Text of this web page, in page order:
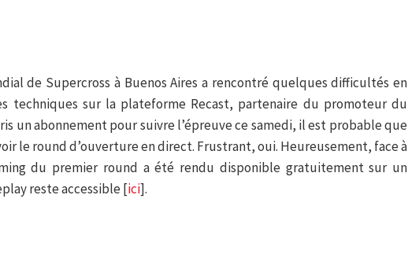
de Supercross à Buenos Aires a rencontré quelques difficultés en
techniques sur la plateforme Recast, partenaire du promoteur du
un abonnement pour suivre l’épreuve ce samedi, il est probable que
le round d’ouverture en direct. Frustrant, oui. Heureusement, face à
du premier round a été rendu disponible gratuitement sur un
reste accessible [ici].